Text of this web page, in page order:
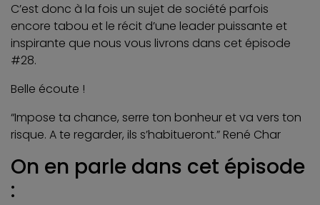
C’est donc à la fois un sujet de société parfois
encore tabou et le récit d’une leader puissante et
inspirante que nous vous livrons dans cet épisode
#28.
Belle écoute !
“Impose ta chance, serre ton bonheur et va vers ton
risque. A te regarder, ils s’habitueront.” René Char
On en parle dans cet épisode
: